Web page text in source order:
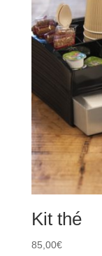
Kit thé
85,00€